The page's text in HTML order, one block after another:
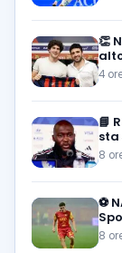
👏
4
📘
sta
8
⚽️
8